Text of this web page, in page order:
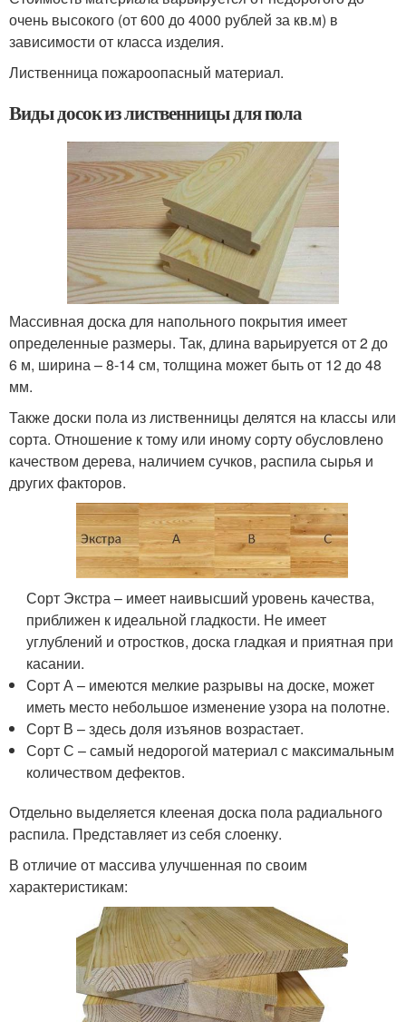
очень высокого (от 600 до 4000 рублей за кв.м) в
зависимости от класса изделия.
Лиственница пожароопасный материал.
Виды досок из лиственницы для пола
Массивная доска для напольного покрытия имеет
определенные размеры. Так, длина варьируется от 2 до
6 м, ширина – 8-14 см, толщина может быть от 12 до 48
мм.
Также доски пола из лиственницы делятся на классы или
сорта. Отношение к тому или иному сорту обусловлено
качеством дерева, наличием сучков, распила сырья и
других факторов.
Сорт Экстра – имеет наивысший уровень качества,
приближен к идеальной гладкости. Не имеет
углублений и отростков, доска гладкая и приятная при
касании.
Сорт А – имеются мелкие разрывы на доске, может
иметь место небольшое изменение узора на полотне.
Сорт В – здесь доля изъянов возрастает.
Сорт С – самый недорогой материал с максимальным
количеством дефектов.
Отдельно выделяется клееная доска пола радиального
распила. Представляет из себя слоенку.
В отличие от массива улучшенная по своим
характеристикам: